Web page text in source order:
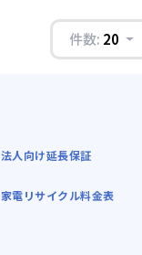
件数: 20
法人向け延長保証
家電リサイクル料金表